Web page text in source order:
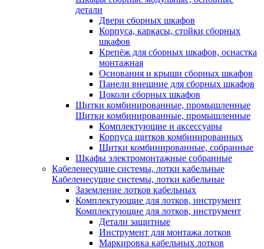
детали
Двери сборных шкафов
Корпуса, каркасы, стойки сборных
шкафов
Крепёж для сборных шкафов, оснастка
монтажная
Основания и крыши сборных шкафов
Панели внешние для сборных шкафов
Цоколи сборных шкафов
Щитки комбинированные, промышленные
Щитки комбинированные, промышленные
Комплектующие и аксессуары
Корпуса щитков комбинированных
Щитки комбинированные, собранные
Шкафы электромонтажные собранные
Кабеленесущие системы, лотки кабельные
Кабеленесущие системы, лотки кабельные
Заземление лотков кабельных
Комплектующие для лотков, инструмент
Комплектующие для лотков, инструмент
Детали защитные
Инструмент для монтажа лотков
Маркировка кабельных лотков